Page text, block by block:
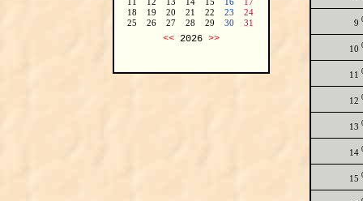
11
12 13 14 15 16
17
18
19 20 21 22 23
24
25
26 27 28 29 30 31
<<2026 >>
9
10
11
12
13
14
15